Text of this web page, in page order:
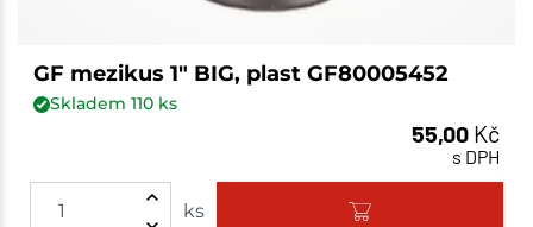
GF mezikus 1" BIG, plast GF80005452
Skladem 110ks
55,00 Kč
s DPH
ks